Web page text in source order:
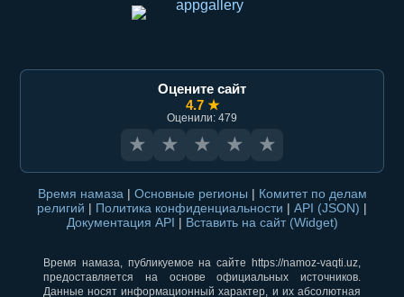
Оцените сайт
4.7 ★
Оценили: 479
★ ★ ★ ★ ★
Время намаза | Основные регионы | Комитет по делам
религий | Политика конфиденциальности | API (JSON) |
Документация API | Вставить на сайт (Widget)
Время намаза, публикуемое на сайте https://namoz-vaqti.uz,
предоставляется на основе официальных источников.
Данные носят информационный характер, и их абсолютная